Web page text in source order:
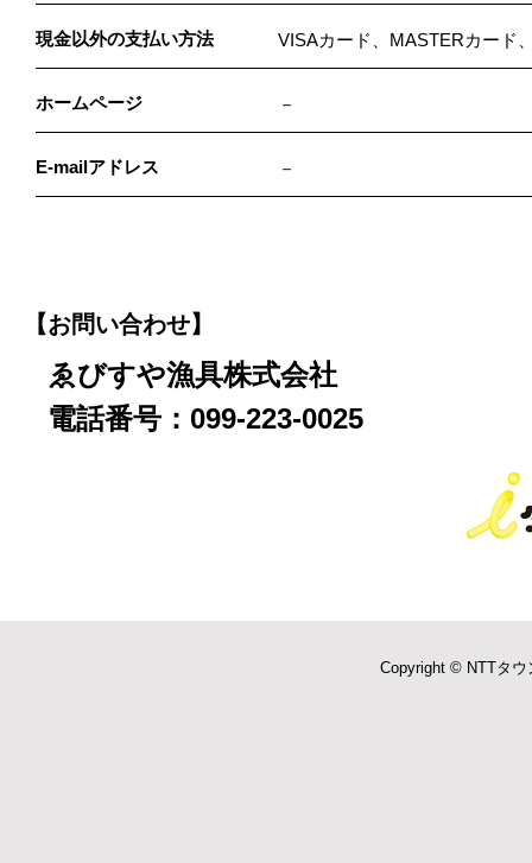
現金以外の支払い方法 VISAカード、MASTERカード
ホームページ －
E-mailアドレス －
【お問い合わせ】
ゑびすや漁具株式会社
電話番号：099-223-0025
Copyright © NTTタウ